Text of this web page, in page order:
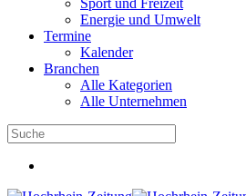
Sport und Freizeit
Energie und Umwelt
Termine
Kalender
Branchen
Alle Kategorien
Alle Unternehmen